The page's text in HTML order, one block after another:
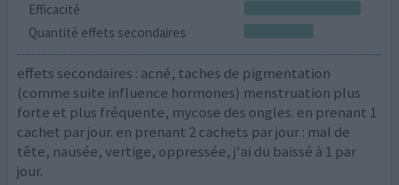
Efficacité
Quantité effets secondaires
effets secondaires : acné, taches de pigmentation
(comme suite influence hormones) menstruation plus
forte et plus fréquente, mycose des ongles. en prenant 1
cachet par jour. en prenant 2 cachets par jour : mal de
tête, nausée, vertige, oppressée, j'ai du baissé à 1 par
jour.